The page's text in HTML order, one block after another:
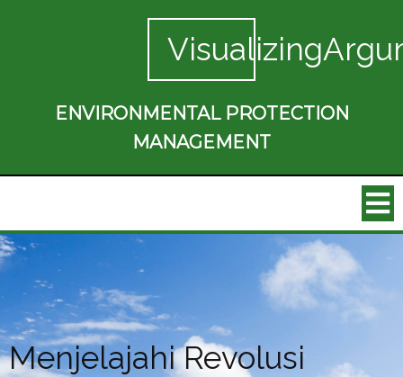
ENVIRONMENTAL PROTECTION
MANAGEMENT
Menjelajahi Revolusi